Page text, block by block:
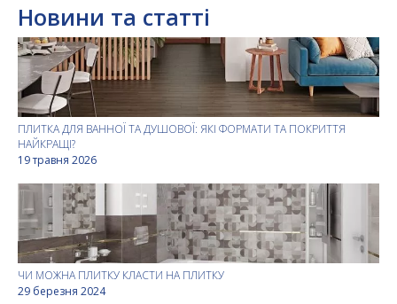
Новини та статті
ПЛИТКА ДЛЯ ВАННОЇ ТА ДУШОВОЇ: ЯКІ ФОРМАТИ ТА ПОКРИТТЯ
НАЙКРАЩІ?
19 травня 2026
ЧИ МОЖНА ПЛИТКУ КЛАСТИ НА ПЛИТКУ
29 березня 2024